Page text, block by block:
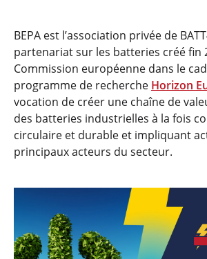
BEPA est l’association privée de
partenariat sur les batteries créé fin
Commission européenne dans le
programme de recherche Horizon
vocation de créer une chaîne de
des batteries industrielles à la fois
circulaire et durable et impliquant
principaux acteurs du secteur.